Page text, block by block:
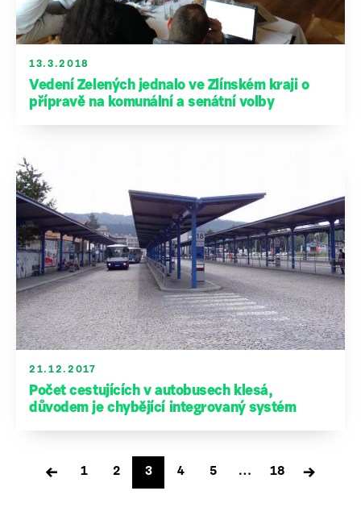
13.3.2018
Vedení Zelených jednalo ve Zlínském kraji o
přípravě na komunální a senátní volby
21.12.2017
Počet cestujících v autobusech klesá,
důvodem je chybějící integrovaný systém
Stránkování
← 1 2 3 4 5 … 18 →